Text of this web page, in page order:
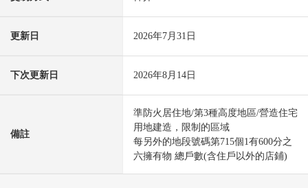
更新日 2026年7月31日
下次更新日 2026年8月14日
備註
準防火居住地/第3種高度地區/營造住宅
用地建造，限制的區域
每另外的地段號碼第715個1有600分之
六擁有物 總戶數(含住戶以外的店鋪)